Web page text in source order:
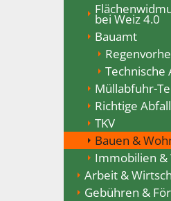
bei Weiz 4.0
Bauamt
Technische
Müllabfuhr-
Richtige
TKV
Bauen &
Immobilien &
Arbeit &
Gebühren &